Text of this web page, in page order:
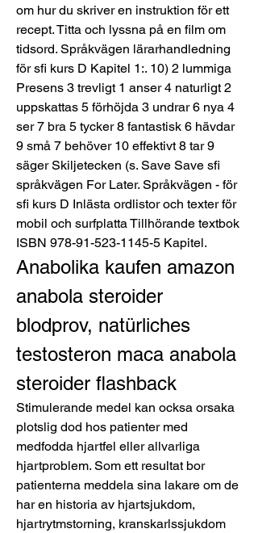
om hur du skriver en instruktion för ett
recept. Titta och lyssna på en film om
tidsord. Språkvägen lärarhandledning
för sfi kurs D Kapitel 1:. 10) 2 lummiga
Presens 3 trevligt 1 anser 4 naturligt 2
uppskattas 5 förhöjda 3 undrar 6 nya 4
ser 7 bra 5 tycker 8 fantastisk 6 hävdar
9 små 7 behöver 10 effektivt 8 tar 9
säger Skiljetecken (s. Save Save sfi
språkvägen For Later. Språkvägen - för
sfi kurs D Inlästa ordlistor och texter för
mobil och surfplatta Tillhörande textbok
ISBN 978-91-523-1145-5 Kapitel.
Anabolika kaufen amazon
anabola steroider
blodprov, natürliches
testosteron maca anabola
steroider flashback
Stimulerande medel kan ocksa orsaka
plotslig dod hos patienter med
medfodda hjartfel eller allvarliga
hjartproblem. Som ett resultat bor
patienterna meddela sina lakare om de
har en historia av hjartsjukdom,
hjartrytmstorning, kranskarlssjukdom